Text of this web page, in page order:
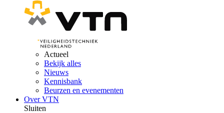
Actueel
Bekijk alles
Nieuws
Kennisbank
Beurzen en evenementen
Over VTN
Sluiten